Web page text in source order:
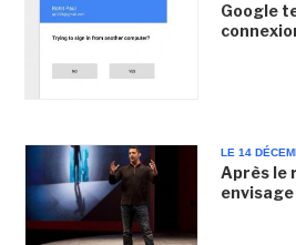
Google
LE 14
Après le
envisage